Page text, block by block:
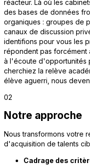
réacteur. Là où les
des bases de données
organiques : groupes de
canaux de discussion
identifions pour vous les
répondent pas forcément
à l'écoute d'opportunités
cherchiez la relève
élève aguerri, nous
02
Notre approche
Nous transformons votre
d'acquisition de talents
Cadrage des